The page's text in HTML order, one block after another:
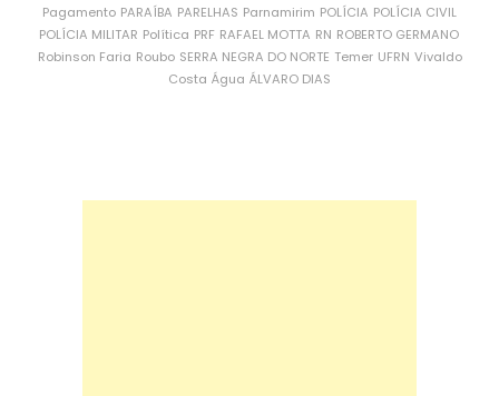
Pagamento PARAÍBA PARELHAS Parnamirim POLÍCIA POLÍCIA CIVIL
POLÍCIA MILITAR Política PRF RAFAEL MOTTA RN ROBERTO GERMANO
Robinson Faria Roubo SERRA NEGRA DO NORTE Temer UFRN Vivaldo
Costa Água ÁLVARO DIAS